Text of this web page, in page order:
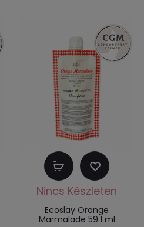
Tovább
olvasom
Ecoslay Orange
Marmalade 59.1 ml